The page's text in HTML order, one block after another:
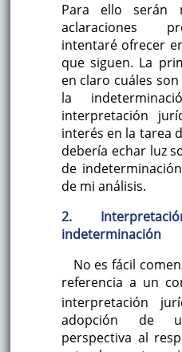
Para ello serán
aclaraciones
intentaré ofrecer
que siguen. La
en claro cuáles
la
interpretación
interés en la tarea
debería echar luz
de
de mi análisis.
2.
indeterminación
No es fácil
referencia a un
interpretación
adopción de
perspectiva al